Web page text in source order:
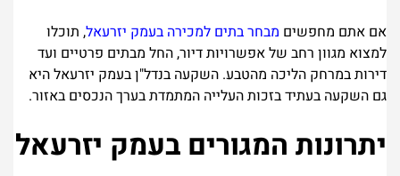
אם אתם מחפשים מבחר בתים למכירה בעמק יזרעאל, תוכלו
למצוא מגוון רחב של אפשרויות דיור, החל מבתים פרטיים ועד
דירות במרחק הליכה מהטבע. השקעה בנדל"ן בעמק יזרעאל היא
גם השקעה בעתיד בזכות העלייה המתמדת בערך הנכסים באזור.
יתרונות המגורים בעמק יזרעאל